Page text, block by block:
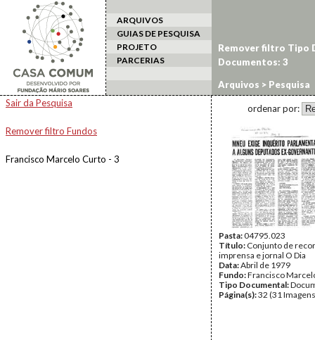
ARQUIVOS
GUIAS DE PESQUISA
PROJETO
PARCERIAS
Arquivos > Pesquisa
Sair da Pesquisa
Remover filtro Fundos
Francisco Marcelo Curto - 3
Remover filtro Tipo
Documentos: 3
ordenar por:
Pasta:04795.023
Título: Conjunto de
imprensa e jornal O Dia
Data:Abril de 1979
Fundo:Francisco
Tipo Documental:
Página(s):32 (31